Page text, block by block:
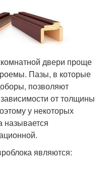
двери проще
Пазы, в которые
позволяют
от толщины
у некоторых
называется
являются: